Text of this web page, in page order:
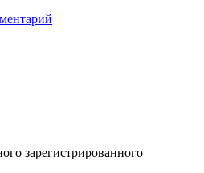
зарегистрированного